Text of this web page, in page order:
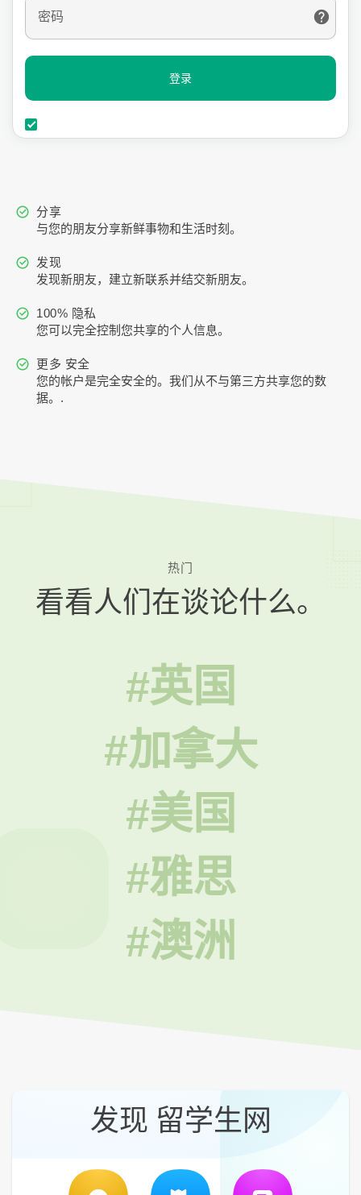
密码
登录
分享
与您的朋友分享新鲜事物和生活时刻。
发现
发现新朋友，建立新联系并结交新朋友。
100% 隐私
您可以完全控制您共享的个人信息。
更多 安全
您的帐户是完全安全的。我们从不与第三方共享您的数
据。.
热门
看看人们在谈论什么。
#英国
#加拿大
#美国
#雅思
#澳洲
发现 留学生网